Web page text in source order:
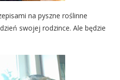
na pyszne roślinne
swojej rodzince. Ale będzie